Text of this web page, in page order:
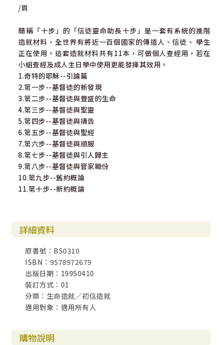
/頁
簡稱「十步」的「信徒靈命助長十步」是一套有系統的進階
造就材料，全世界有將近一百個國家的傳道人、信徒、 學生
正在使用。這套造就材料共有11本，可做個人查經用，若在
小組查經及成人主日學中使用更能發揮其效用。
1.奇特的耶穌--引論篇
2.第一步--基督徒的新發現
3.第二步--基督徒與豐盛的生命
4.第三步--基督徒與聖靈
5.第四步--基督徒與禱告
6.第五步--基督徒與聖經
7.第六步--基督徒與順服
8.第七步--基督徒與引人歸主
9.第八步--基督徒與管家職份
10.第九步--舊約概論
11.第十步--新約概論
詳細資料
原書號：BS0310
ISBN：9578972679
出版日期：19950410
裝訂方式：01
分類：生命造就／初信造就
適用對象：適用所有人
購物說明